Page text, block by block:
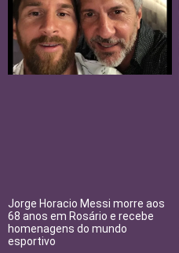
Jorge Horacio Messi morre aos
68 anos em Rosário e recebe
homenagens do mundo
esportivo